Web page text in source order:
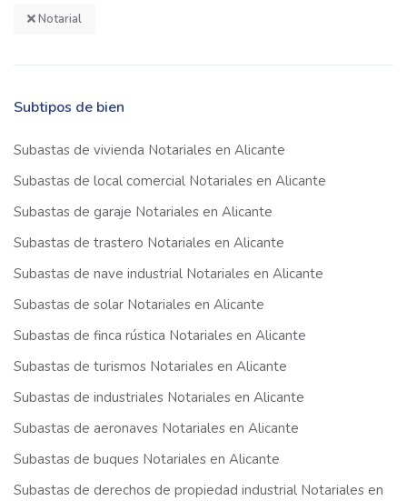
Notarial
Subtipos de bien
Subastas de vivienda Notariales en Alicante
Subastas de local comercial Notariales en Alicante
Subastas de garaje Notariales en Alicante
Subastas de trastero Notariales en Alicante
Subastas de nave industrial Notariales en Alicante
Subastas de solar Notariales en Alicante
Subastas de finca rústica Notariales en Alicante
Subastas de turismos Notariales en Alicante
Subastas de industriales Notariales en Alicante
Subastas de aeronaves Notariales en Alicante
Subastas de buques Notariales en Alicante
Subastas de derechos de propiedad industrial Notariales en